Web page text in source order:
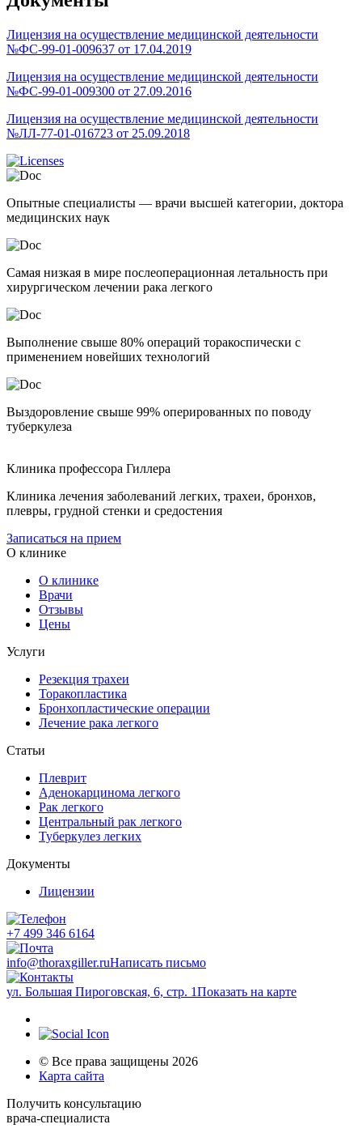
Лицензия на осуществление медицинской деятельности
№ФС-99-01-009637 от 17.04.2019
Лицензия на осуществление медицинской деятельности
№ФС-99-01-009300 от 27.09.2016
Лицензия на осуществление медицинской деятельности
№ЛЛ-77-01-016723 от 25.09.2018
Опытные специалисты — врачи высшей категории, доктора
медицинских наук
Самая низкая в мире послеоперационная летальность при
хирургическом лечении рака легкого
Выполнение свыше 80% операций торакоспически с
применением новейших технологий
Выздоровление свыше 99% оперированных по поводу
туберкулеза
Клиника профессора Гиллера
Клиника лечения заболеваний легких, трахеи, бронхов,
плевры, грудной стенки и средостения
Записаться на прием
О клинике
О клинике
Врачи
Отзывы
Цены
Услуги
Резекция трахеи
Торакопластика
Бронхопластические операции
Лечение рака легкого
Статьи
Плеврит
Аденокарцинома легкого
Рак легкого
Центральный рак легкого
Туберкулез легких
Документы
Лицензии
+7 499 346 6164
info@thoraxgiller.ruНаписать письмо
ул. Большая Пироговская, 6, стр. 1Показать на карте
© Все права защищены 2026
Карта сайта
Получить консультацию
врача-специалиста